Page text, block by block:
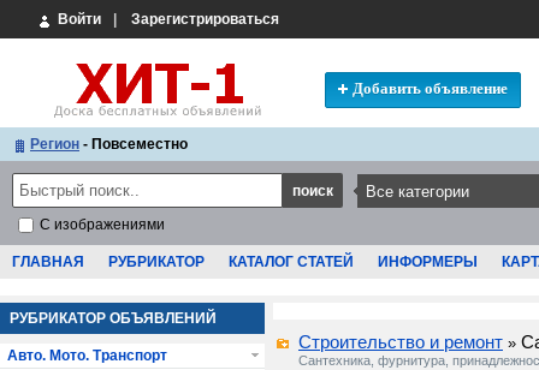
Войти Зарегистрироваться
Добавить объявление
Регион - Повсеместно
С изображениями
ГЛАВНАЯ РУБРИКАТОР КАТАЛОГ СТАТЕЙ ИНФОРМЕРЫ
Строительство и ремонт »
Сантехника, фурнитура,
РУБРИКАТОР ОБЪЯВЛЕНИЙ
Авто. Мото. Транспорт